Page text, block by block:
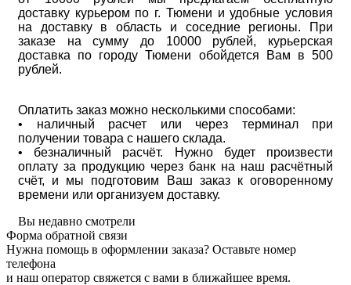
доставку курьером по г. Тюмени и удобные условия
на доставку в область и соседние регионы. При
заказе на сумму до 10000 рублей, курьерская
доставка по городу Тюмени обойдется Вам в 500
рублей.
Оплатить заказ можно несколькими способами:
• наличный расчет или через терминал при
получении товара с нашего склада.
• безналичный расчёт. Нужно будет произвести
оплату за продукцию через банк на наш расчётный
счёт, и мы подготовим Ваш заказ к оговоренному
времени или организуем доставку.
Вы недавно смотрели
Форма обратной связи
Нужна помощь в оформлении заказа? Оставьте номер
телефона
и наш оператор свяжется с вами в ближайшее время.